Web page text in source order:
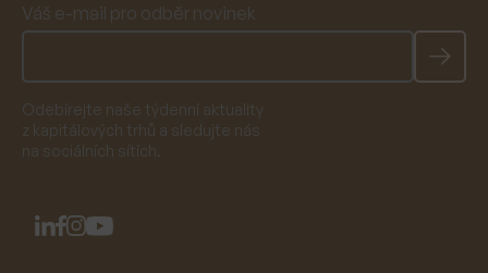
Váš e-mail pro odběr novinek
Odebírejte naše týdenní aktuality
z kapitálových trhů a sledujte nás
na sociálních sítích.